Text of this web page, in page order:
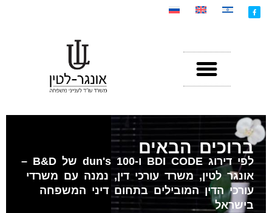
ברוכים הבאים
לפי דירוג BDI CODE ו-dun's 100 של B&D –
אונגר לטין, משרד עורכי דין, נמנה עם משרדי
עורכי הדין המובילים בתחום דיני המשפחה
בישראל